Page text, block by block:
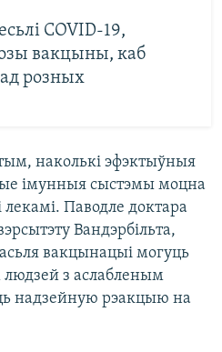
COVID-19,
вакцыны, каб
розных
наколькі эфэктыўныя
імунныя сыстэмы моцна
Паводле доктара
Вандэрбільта,
вакцынацыі могуць
людзей з аслабленым
надзейную рэакцыю на